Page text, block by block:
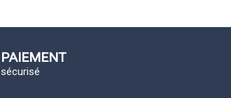
PAIEMENT
sécurisé